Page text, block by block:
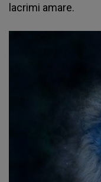
lacrimi amare.